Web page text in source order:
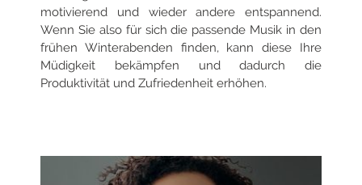
motivierend und wieder andere entspannend.
Wenn Sie also für sich die passende Musik in den
frühen Winterabenden finden, kann diese Ihre
Müdigkeit bekämpfen und dadurch die
Produktivität und Zufriedenheit erhöhen.